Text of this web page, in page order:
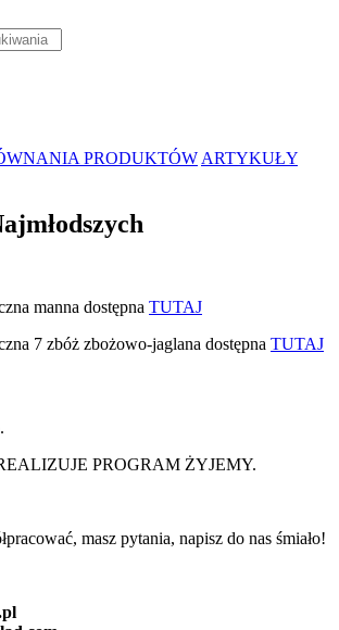
PRODUKTÓW ARTYKUŁY
manna dostępna TUTAJ
7 zbóż zbożowo-jaglana dostępna TUTAJ
PROGRAM ŻYJEMY.
masz pytania, napisz do nas śmiało!